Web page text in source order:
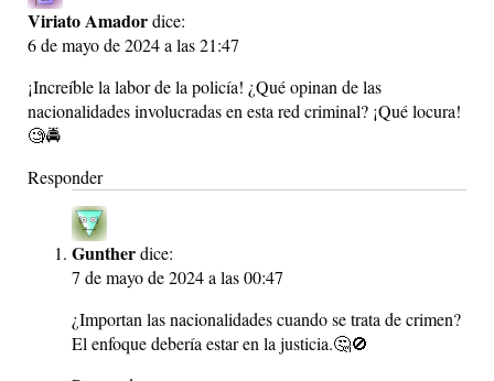
Viriato Amadordice:
6 de mayo de 2024 a las 21:47
¡Increíble la labor de la policía! ¿Qué opinan de las
nacionalidades involucradas en esta red criminal? ¡Qué locura!
🧐🚔
Responder
Guntherdice:
7 de mayo de 2024 a las 00:47
¿Importan las nacionalidades cuando se trata de crimen?
El enfoque debería estar en la justicia.🤔🚫